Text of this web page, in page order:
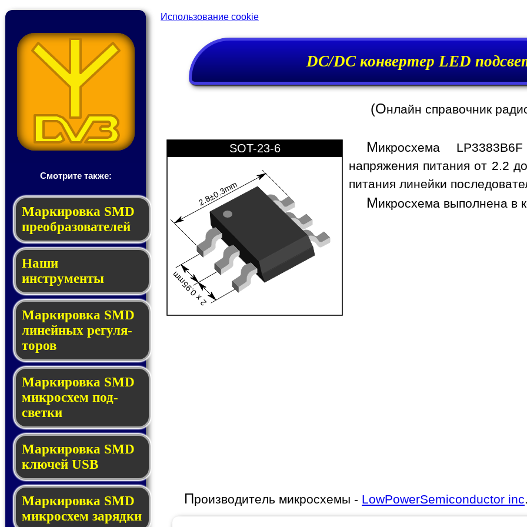
Смотрите также:
Мар­ки­ров­ка SMD
пре­об­ра­зо­ва­те­лей
Наши
инструменты
Маркировка SMD
ли­ней­ных ре­гу­ля­
то­ров
Маркировка SMD
мик­ро­схем под­
свет­ки
Маркировка SMD
клю­чей USB
Маркировка SMD
мик­рос­хем за­ряд­ки
Использование cookie
DC/DC конвертер LED
(Онлайн справочник
2.8±0.3mm
2 x 0.95mm
SOT-23-6 Микросхема
напряжения питания от 2.2
питания линейки
Микросхема выполнена в
Производитель микросхемы - LowPowerSemiconductor inc